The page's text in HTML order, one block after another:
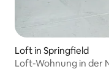
Loft in Springfield
Loft-Wohnung in der